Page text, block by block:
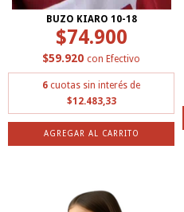
BUZO KIARO 10-18
$74.900
$59.920 con Efectivo
6 cuotas sin interés de
$12.483,33
AGREGAR AL CARRITO